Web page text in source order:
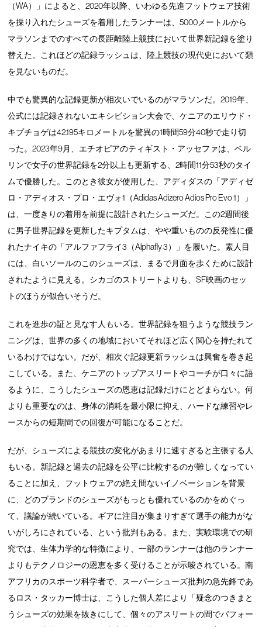
（WA）」によると、2020年以降、いわゆる先進フットウェア技術
を採り入れたシューズを着用したランナーは、5000メートルから
マラソンまでのすべての長距離陸上競技において世界新記録を塗り
替えた。これほどの記録ラッシュは、陸上競技の現代史において類
を見ないものだ。
中でも驚異的な記録更新が相次いでいるのがマラソンだ。2019年、
公式には記録されないエキシビション大会で、ケニアのエリウド・
キプチョゲは42.195キロメートルを驚異の1時間59分40秒で走り切
った。2023年9月、エチオピアのティギスト・アッセファは、ベル
リンで女子の世界記録を2分以上も更新する、2時間11分53秒のタイ
ムで優勝した。このとき彼女が使用した、アディダスの「アディゼ
ロ・アディオス・プロ・エヴォ1（Adidas Adizero Adios Pro Evo 1）」
は、一度きりの着用を前提に設計されたシューズだ。この2週間後
に男子世界記録を更新したキプタムは、やや重いものの反発性に優
れたナイキの「アルファフライ3（Alphafly 3）」を履いた。素人目
には、白いソールのこのシューズは、まるで月面を歩くために設計
されたように見える。シカゴのストリートよりも、SF映画のセッ
トのほうが似合いそうだ。
これを進歩の証と見なす人もいる。世界記録を狙うような競技ラン
ニングは、世界の多くの地域においてそれほど広く関心を持たれて
いるわけではない。だが、相次ぐ記録更新ラッシュは興奮を巻き起
こしている。また、ケニアのトップアスリートやコーチが口々に語
るように、こうしたシューズの恩恵は記録だけにとどまらない。何
よりも重要なのは、身体の消耗を最小限に抑え、ハードな練習やレ
ースからの短期間での回復が可能になることだ。
だが、シューズによる競技の変化があまりに速すぎると主張する人
もいる。新記録と過去の記録を公平に比較するのが難しくなってい
ることに加え、フットウェアの絶え間ないイノベーションを背景
に、どのブランドのシューズがもっとも優れているのかをめぐっ
て、議論が続いている。ギアに注目が集まりすぎて選手の能力がな
いがしろにされている、という批判もある。また、実験環境での研
究では、生体力学的な特徴により、一部のランナーは他のランナー
よりもテクノロジーの恩恵を多く受けることが示唆されている。南
アフリカのスポーツ科学者で、スーパーシューズ批判の急先鋒であ
るロス・タッカー博士は、こうした個人差により「疑念のつきまと
うシューズの効果を抜きにして、個々のアスリートの間でパフォー